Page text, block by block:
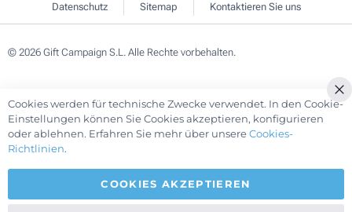
Datenschutz
Sitemap Kontaktieren Sie uns
© 2026 Gift Campaign S.L. Alle Rechte vorbehalten.
Cookies werden für technische Zwecke verwendet. In den Cookie-
Einstellungen können Sie Cookies akzeptieren, konfigurieren
oder ablehnen. Erfahren Sie mehr über unsereCookies-
Richtlinien.
COOKIES AKZEPTIEREN